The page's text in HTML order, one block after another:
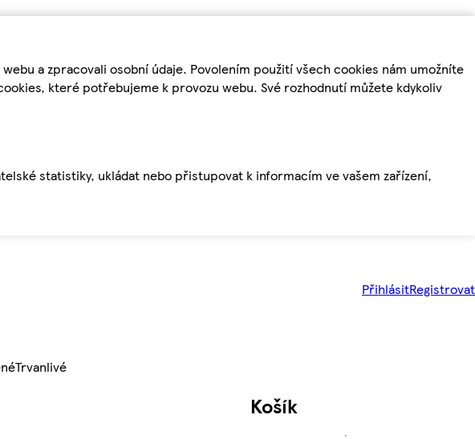
a zpracovali osobní údaje. Povolením použití všech cookies nám umožníte
které potřebujeme k provozu webu. Své rozhodnutí můžete kdykoliv
statistiky, ukládat nebo přistupovat k informacím ve vašem zařízení,
PřihlásitRegistrovat
Trvanlivé
Košík